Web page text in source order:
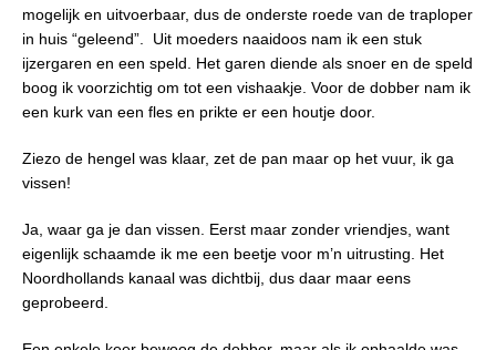
mogelijk en uitvoerbaar, dus de onderste roede van de traploper
in huis “geleend”. Uit moeders naaidoos nam ik een stuk
ijzergaren en een speld. Het garen diende als snoer en de speld
boog ik voorzichtig om tot een vishaakje. Voor de dobber nam ik
een kurk van een fles en prikte er een houtje door.
Ziezo de hengel was klaar, zet de pan maar op het vuur, ik ga
vissen!
Ja, waar ga je dan vissen. Eerst maar zonder vriendjes, want
eigenlijk schaamde ik me een beetje voor m’n uitrusting. Het
Noordhollands kanaal was dichtbij, dus daar maar eens
geprobeerd.